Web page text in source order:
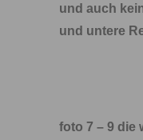
und auch
und untere
foto 7 – 9 die